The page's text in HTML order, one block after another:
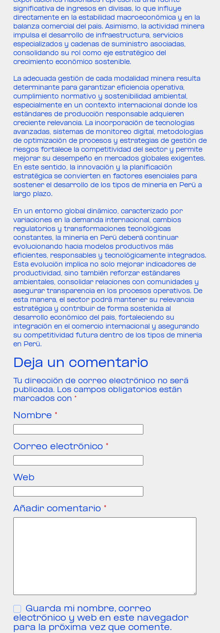
significativa de ingresos en divisas, lo que influye
directamente en la estabilidad macroeconómica y en la
balanza comercial del país. Asimismo, la actividad minera
impulsa el desarrollo de infraestructura, servicios
especializados y cadenas de suministro asociadas,
consolidando su rol como eje estratégico del
crecimiento económico sostenible.
La adecuada gestión de cada modalidad minera resulta
determinante para garantizar eficiencia operativa,
cumplimiento normativo y sostenibilidad ambiental,
especialmente en un contexto internacional donde los
estándares de producción responsable adquieren
creciente relevancia. La incorporación de tecnologías
avanzadas, sistemas de monitoreo digital, metodologías
de optimización de procesos y estrategias de gestión de
riesgos fortalece la competitividad del sector y permite
mejorar su desempeño en mercados globales exigentes.
En este sentido, la innovación y la planificación
estratégica se convierten en factores esenciales para
sostener el desarrollo de los tipos de minería en Perú a
largo plazo.
En un entorno global dinámico, caracterizado por
variaciones en la demanda internacional, cambios
regulatorios y transformaciones tecnológicas
constantes, la minería en Perú deberá continuar
evolucionando hacia modelos productivos más
eficientes, responsables y tecnológicamente integrados.
Esta evolución implica no solo mejorar indicadores de
productividad, sino también reforzar estándares
ambientales, consolidar relaciones con comunidades y
asegurar transparencia en los procesos operativos. De
esta manera, el sector podrá mantener su relevancia
estratégica y contribuir de forma sostenida al
desarrollo económico del país, fortaleciendo su
integración en el comercio internacional y asegurando
su competitividad futura dentro de los tipos de minería
en Perú.
Deja un comentario
Tu dirección de correo electrónico no será
publicada. Los campos obligatorios están
marcados con *
Nombre *
Correo electrónico *
Web
Añadir comentario *
Guarda mi nombre, correo
electrónico y web en este navegador
para la próxima vez que comente.